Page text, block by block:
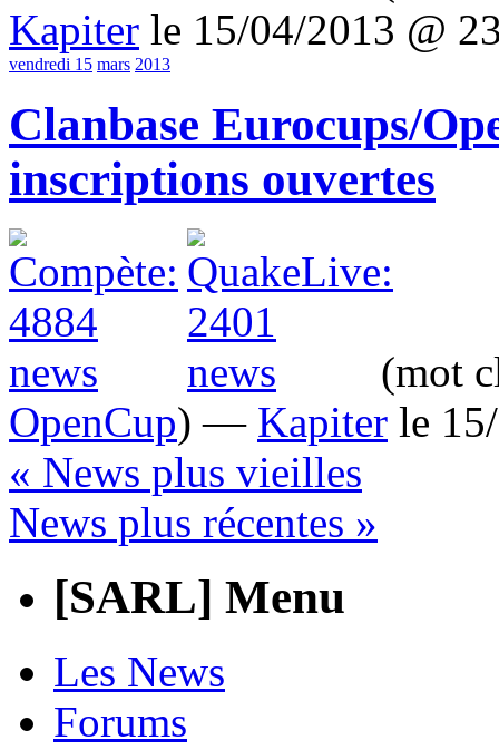
Kapiter le 15/04/2013 @
vendredi 15 mars 2013
Clanbase Eurocups/
inscriptions ouvertes
(mot
OpenCup) — Kapiter le
« News plus vieilles
News plus récentes »
[SARL] Menu
Les News
Forums